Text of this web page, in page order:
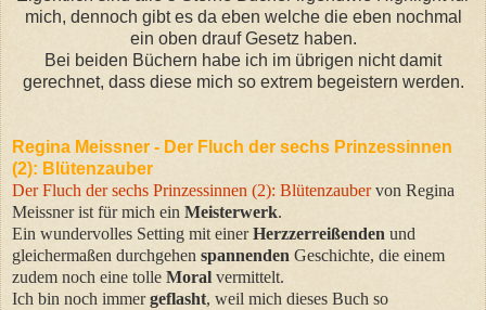
mich, dennoch gibt es da eben welche die eben nochmal
ein oben drauf Gesetz haben.
Bei beiden Büchern habe ich im übrigen nicht damit
gerechnet, dass diese mich so extrem begeistern werden.
Regina Meissner - Der Fluch der sechs Prinzessinnen
(2): Blütenzauber
Der Fluch der sechs Prinzessinnen (2): Blütenzaubervon Regina
Meissner ist für mich ein Meisterwerk.
Ein wundervolles Setting mit einerHerzzerreißenden und
gleichermaßen durchgehen spannenden Geschichte, die einem
zudem noch eine tolle Moral vermittelt.
Ich bin noch immergeflasht, weil mich dieses Buch so